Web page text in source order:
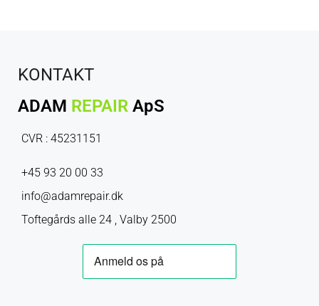
KONTAKT
ADAM REPAIR ApS
CVR : 45231151
+45 93 20 00 33
info@adamrepair.dk
Toftegårds alle 24 , Valby 2500